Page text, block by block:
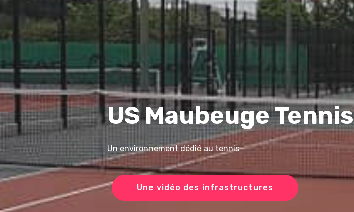
US Maubeuge Tennis
Un environnement dédié au tennis
Une vidéo des infrastructures